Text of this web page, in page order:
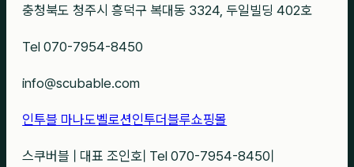
충청북도 청주시 흥덕구 복대동 3324, 두일빌딩 402호
Tel 070-7954-8450
info@scubable.com
인투블 마나도벨로션인투더블루쇼핑몰
스쿠버블 대표 조인호 Tel 070-7954-8450